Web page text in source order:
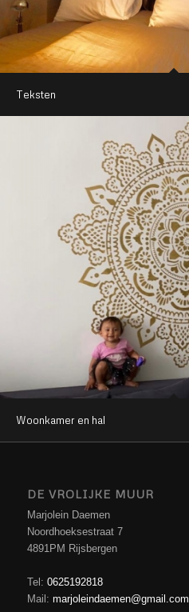
Teksten
Woonkamer en hal
DE VROLIJKE MUUR
Marjolein Daemen
Noordhoeksestraat 7
4891PM Rijsbergen
Tel: 0625192818
Mail: marjoleindaemen@gmail.com